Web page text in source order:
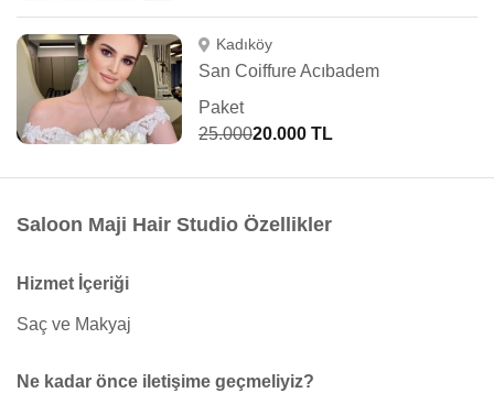
Kadıköy
San Coiffure Acıbadem
Paket
25.00020.000 TL
Saloon Maji Hair Studio Özellikler
Hizmet İçeriği
Saç ve Makyaj
Ne kadar önce iletişime geçmeliyiz?